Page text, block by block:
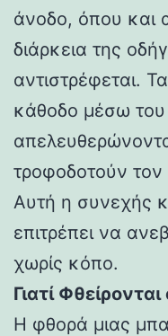
άνοδο, όπου και
διάρκεια της
αντιστρέφεται.
κάθοδο μέσω του
τροφοδοτούν
Αυτή η συνεχής
επιτρέπει να
χωρίς κόπο.
Γιατί
Η φθορά μιας